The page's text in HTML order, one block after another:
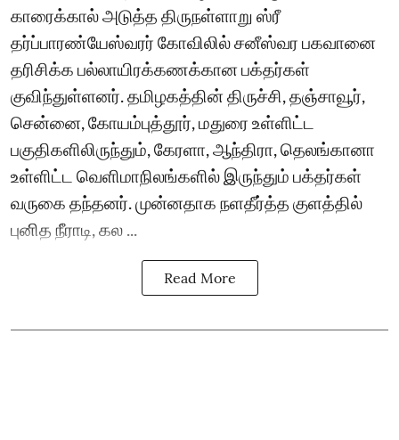
காரைக்கால் அடுத்த திருநள்ளாறு ஸ்ரீ
தர்ப்பாரண்யேஸ்வரர் கோவிலில் சனீஸ்வர பகவானை
தரிசிக்க பல்லாயிரக்கணக்கான பக்தர்கள்
குவிந்துள்ளனர். தமிழகத்தின் திருச்சி, தஞ்சாவூர்,
சென்னை, கோயம்புத்தூர், மதுரை உள்ளிட்ட
பகுதிகளிலிருந்தும், கேரளா, ஆந்திரா, தெலங்கானா
உள்ளிட்ட வெளிமாநிலங்களில் இருந்தும் பக்தர்கள்
வருகை தந்தனர். முன்னதாக நளதீர்த்த குளத்தில்
புனித நீராடி, கல ...
Read More